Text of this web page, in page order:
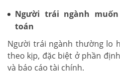
Người trái ngành
toán
Người trái ngành thường lo
theo kịp, đặc biệt ở phần
và báo cáo tài chính.